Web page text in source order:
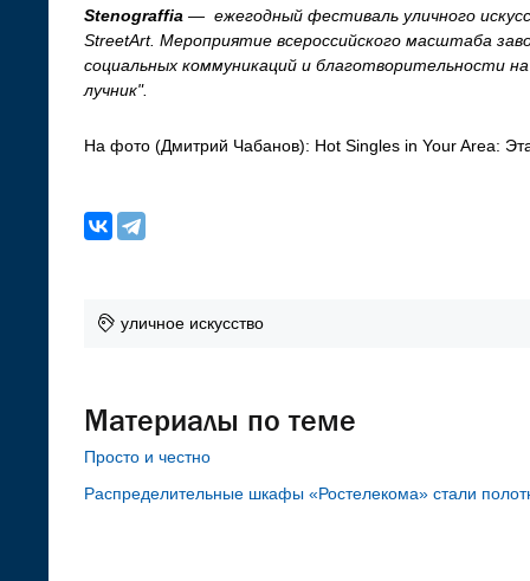
Stenograffia — ежегодный фестиваль уличного
StreetArt. Мероприятие всероссийского масштаба
социальных коммуникаций и благотворительности
лучник".
На фото (Дмитрий Чабанов): Hot Singles in Your Area:
уличное искусство
Материалы по теме
Просто и честно
Распределительные шкафы «Ростелекома» стали